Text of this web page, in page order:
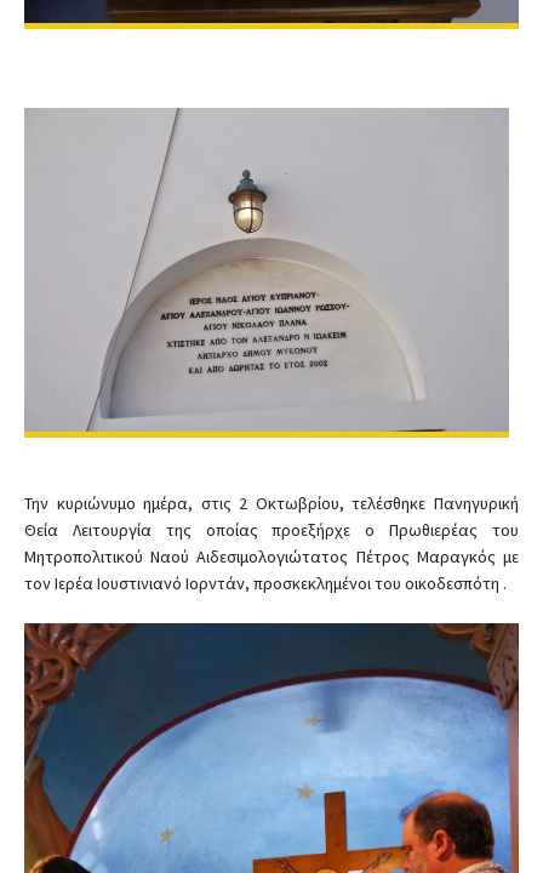
Την κυριώνυμο ημέρα, στις 2 Οκτωβρίου, τελέσθηκε Πανηγυρική
Θεία Λειτουργία της οποίας προεξήρχε ο Πρωθιερέας του
Μητροπολιτικού Ναού Αιδεσιμολογιώτατος Πέτρος Μαραγκός με
τον Ιερέα Ιουστινιανό Ιορντάν, προσκεκλημένοι του οικοδεσπότη .